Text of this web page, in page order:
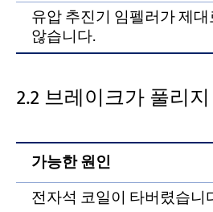
유압 추진기 임펠러가 제
않습니다.
2.2 브레이크가 풀리
가능한 원인
전자석 코일이 타버렸습니